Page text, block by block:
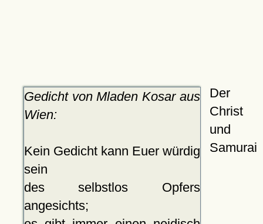
Gedicht von Mladen Kosar aus
Wien:
Kein Gedicht kann Euer würdig
sein
des selbstlos Opfers
angesichts;
Der
Christ
und
Samurai